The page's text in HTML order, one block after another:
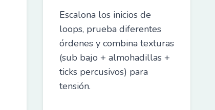
Escalona los inicios de
loops, prueba diferentes
órdenes y combina texturas
(sub bajo + almohadillas +
ticks percusivos) para
tensión.